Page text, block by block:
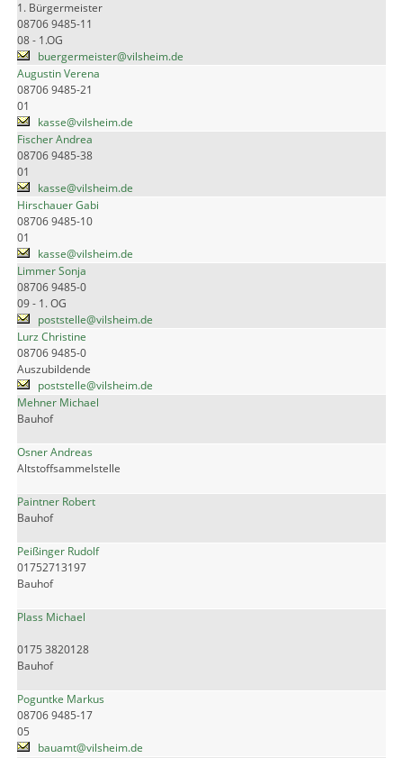
1. Bürgermeister
08706 9485-11
08 - 1.OG
buergermeister@vilsheim.de
Augustin Verena
08706 9485-21
01
kasse@vilsheim.de
Fischer Andrea
08706 9485-38
01
kasse@vilsheim.de
Hirschauer Gabi
08706 9485-10
01
kasse@vilsheim.de
Limmer Sonja
08706 9485-0
09 - 1. OG
poststelle@vilsheim.de
Lurz Christine
08706 9485-0
Auszubildende
poststelle@vilsheim.de
Mehner Michael
Bauhof
Osner Andreas
Altstoffsammelstelle
Paintner Robert
Bauhof
Peißinger Rudolf
01752713197
Bauhof
Plass Michael
0175 3820128
Bauhof
Poguntke Markus
08706 9485-17
05
bauamt@vilsheim.de